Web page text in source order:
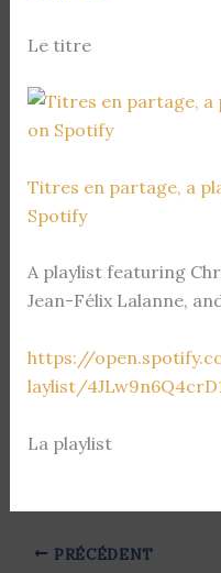
Le titre
Titres en partage, a
Spotify
A playlist featuring
Jean-Félix Lalanne,
https://
laylist/
La playlist
PRÉCÉDENT